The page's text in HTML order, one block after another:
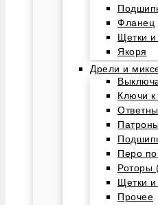
Фланец
Щетки
Якоря
Дрели и
Ключи
Перо
Роторы
Щетки
Прочее